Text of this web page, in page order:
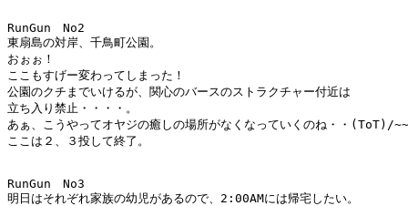
RunGun　No2
東扇島の対岸、千鳥町公園。
おぉぉ！
ここもすげー変わってしまった！
公園のクチまでいけるが、関心のバースのストラクチャー付近は
立ち入り禁止・・・・。
あぁ、こうやってオヤジの癒しの場所がなくなっていくのね・・(ToT)/
ここは２、３投して終了。
RunGun　No3
明日はそれぞれ家族の幼児があるので、2:00AMには帰宅したい。